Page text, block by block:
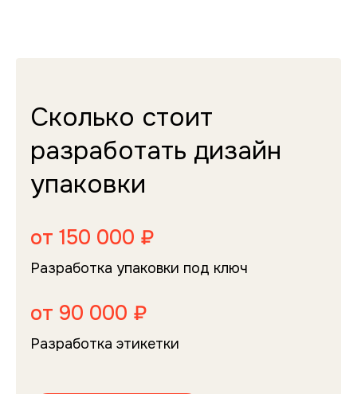
Сколько стоит
разработать дизайн
упаковки
от 150 000 ₽
Разработка упаковки под ключ
от 90 000 ₽
Разработка этикетки